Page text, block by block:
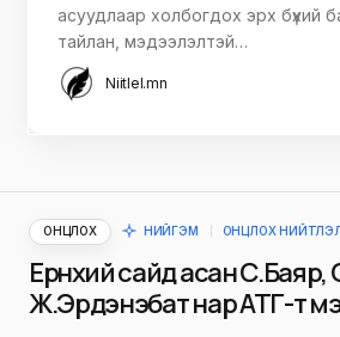
асуудлаар холбогдох эрх бүхий
тайлан, мэдээлэлтэй…
Niitlel.mn
ОНЦЛОХ НИЙГЭМ ОНЦЛОХ
Ерөнхий сайд асан
Ж.Эрдэнэбат нар АТГ-т